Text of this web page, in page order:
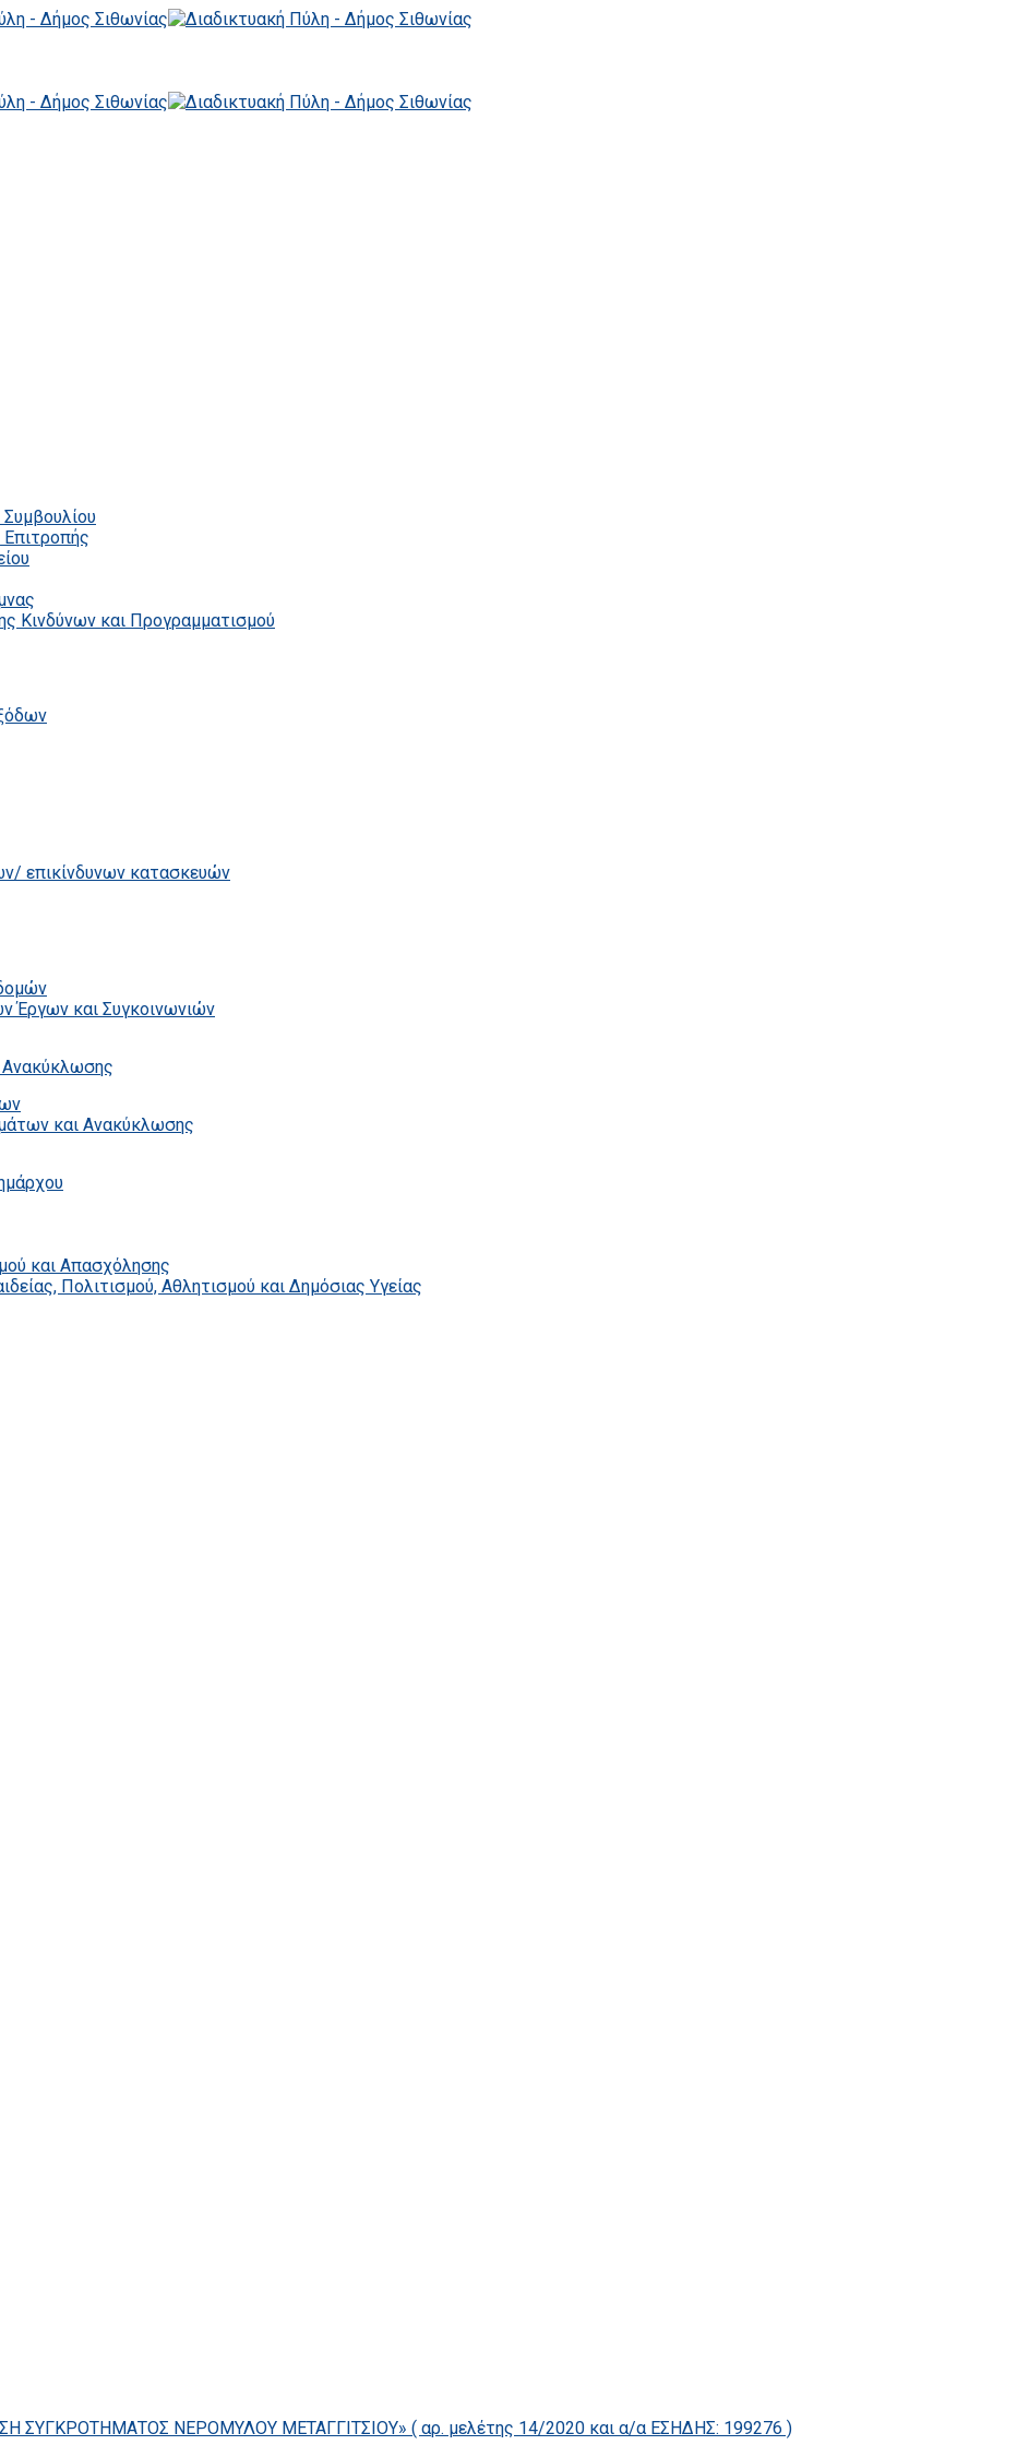
Επιτροπής
Κινδύνων και Προγραμματισμού
επικίνδυνων κατασκευών
Έργων και Συγκοινωνιών
Ανακύκλωσης
και Ανακύκλωσης
και Απασχόλησης
Πολιτισμού, Αθλητισμού και Δημόσιας Υγείας
ΣΥΓΚΡΟΤΗΜΑΤΟΣ ΝΕΡΟΜΥΛΟΥ ΜΕΤΑΓΓΙΤΣΙΟΥ» ( αρ. μελέτης 14/2020 και α/α ΕΣΗΔΗΣ: 199276 )